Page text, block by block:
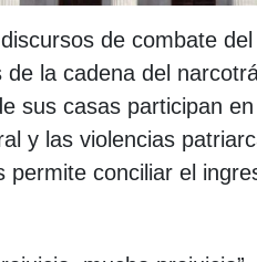
de combate del
la cadena del
sus casas participan
y las violencias
permite conciliar el